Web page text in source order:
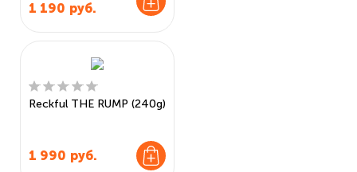
1 190 руб.
Reckful THE RUMP (240g)
1 990 руб.